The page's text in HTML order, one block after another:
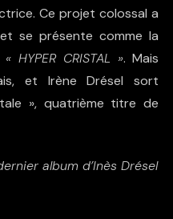
Ce projet colossal a
se présente comme la
« HYPER CRISTAL ». Mais
et Irène Drésel sort
», quatrième titre de
album d’Inès Drésel